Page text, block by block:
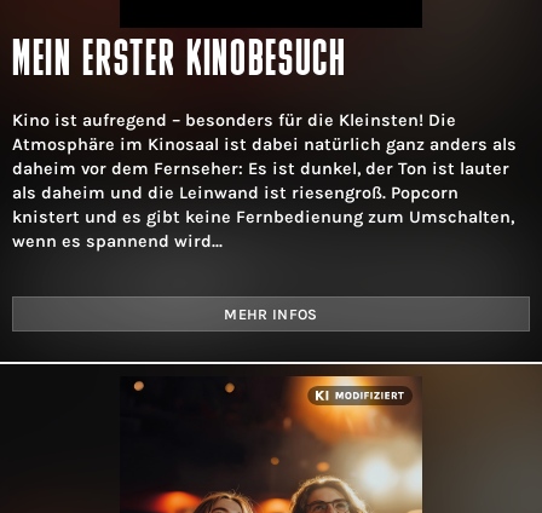
MEIN ERSTER KINOBESUCH
Kino ist aufregend – besonders für die Kleinsten! Die
Atmosphäre im Kinosaal ist dabei natürlich ganz anders als
daheim vor dem Fernseher: Es ist dunkel, der Ton ist lauter
als daheim und die Leinwand ist riesengroß. Popcorn
knistert und es gibt keine Fernbedienung zum Umschalten,
wenn es spannend wird...
MEHR INFOS